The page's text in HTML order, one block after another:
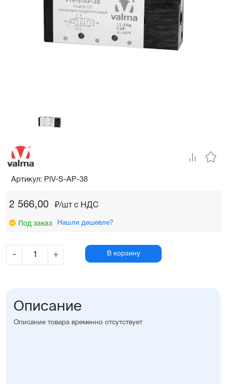
2 566,00 ₽/шт c НДС
Под заказ Нашли дешевле?
- + В корзину
Артикул: PIV-S-AP-38
Описание
Описание товара временно отсутствует